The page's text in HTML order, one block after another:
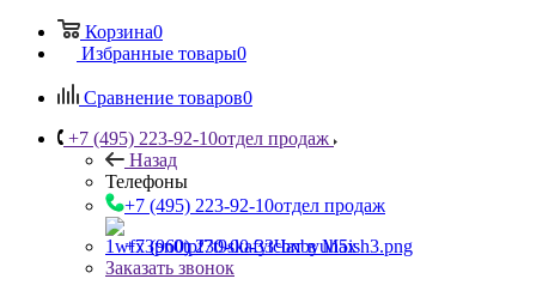
Корзина0
Избранные товары0
Сравнение товаров0
+7 (495) 223-92-10отдел продаж
Назад
Телефоны
+7 (495) 223-92-10отдел продаж
+7 (960) 230-00-33Чат в Max
Заказать звонок